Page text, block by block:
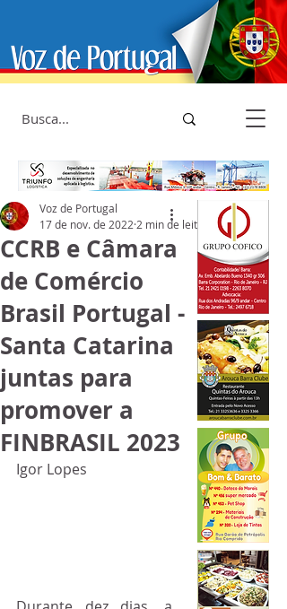
CCRB e Câmara
de Comércio
Brasil Portugal -
Santa Catarina
juntas para
promover a
FINBRASIL 2023
Voz de Portugal
17 de nov. de 2022 2 min de leitura
Igor Lopes